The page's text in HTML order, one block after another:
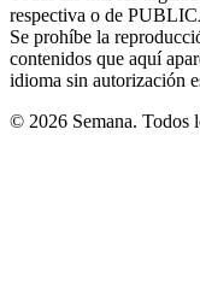
respectiva o de
Se prohíbe la
contenidos que aquí
idioma sin autorización
© 2026 Semana. Todos